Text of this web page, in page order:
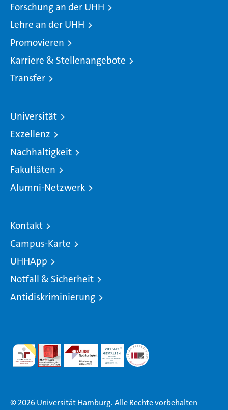
Forschung an der UHH
Lehre an der UHH
Promovieren
Karriere & Stellenangebote
Transfer
Universität
Exzellenz
Nachhaltigkeit
Fakultäten
Alumni-Netzwerk
Kontakt
Campus-Karte
UHHApp
Notfall & Sicherheit
Antidiskriminierung
© 2026 Universität Hamburg. Alle Rechte vorbehalten